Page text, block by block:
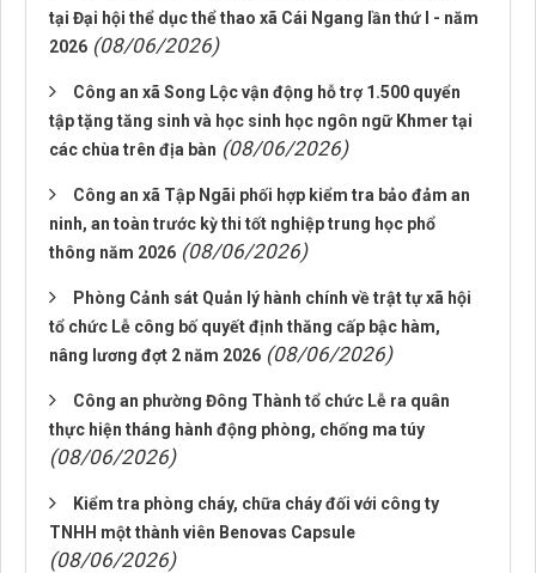
tại Đại hội thể dục thể thao xã Cái Ngang lần thứ I - năm
2026 (08/06/2026)
Công an xã Song Lộc vận động hỗ trợ 1.500 quyển
tập tặng tăng sinh và học sinh học ngôn ngữ Khmer tại
các chùa trên địa bàn (08/06/2026)
Công an xã Tập Ngãi phối hợp kiểm tra bảo đảm an
ninh, an toàn trước kỳ thi tốt nghiệp trung học phổ
thông năm 2026 (08/06/2026)
Phòng Cảnh sát Quản lý hành chính về trật tự xã hội
tổ chức Lễ công bố quyết định thăng cấp bậc hàm,
nâng lương đợt 2 năm 2026 (08/06/2026)
Công an phường Đông Thành tổ chức Lễ ra quân
thực hiện tháng hành động phòng, chống ma túy
(08/06/2026)
Kiểm tra phòng cháy, chữa cháy đối với công ty
TNHH một thành viên Benovas Capsule
(08/06/2026)